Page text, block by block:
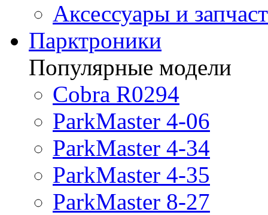
Аксессуары и
Парктроники
Популярные модели
Cobra R0294
ParkMaster 4-06
ParkMaster 4-34
ParkMaster 4-35
ParkMaster 8-27